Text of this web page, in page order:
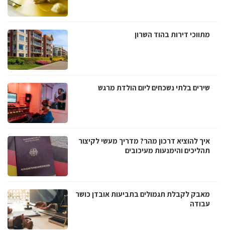
מתווכי דירות בהוד השרון
שירים בלתי נשכחים ליום הולדת מרגש
איך להוציא דרכון מהר? מדריך מעשי לקיצור
תהליכים והימנעות מעיכובים
מאבק לקבלת תגמולים בתביעות אובדן כושר
עבודה